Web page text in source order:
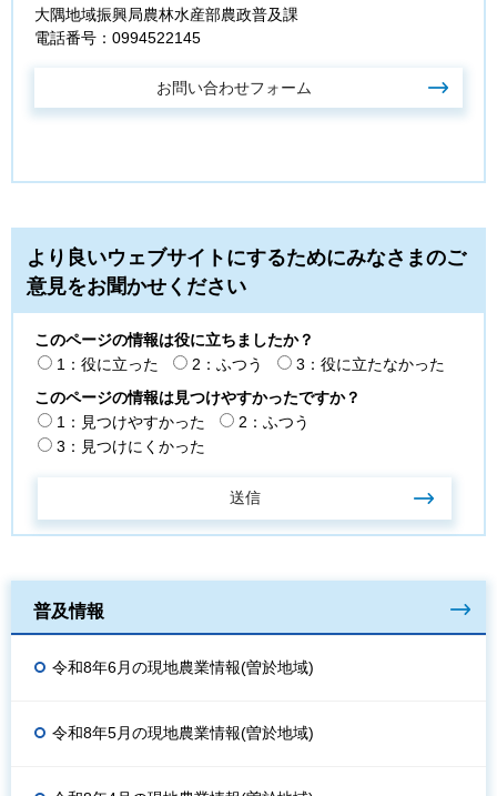
大隅地域振興局農林水産部農政普及課
電話番号：0994522145
より良いウェブサイトにするためにみなさまのご
意見をお聞かせください
このページの情報は役に立ちましたか？
1：役に立った
2：ふつう
3：役に立たなかった
このページの情報は見つけやすかったですか？
1：見つけやすかった
2：ふつう
3：見つけにくかった
普及情報
令和8年6月の現地農業情報(曽於地域)
令和8年5月の現地農業情報(曽於地域)